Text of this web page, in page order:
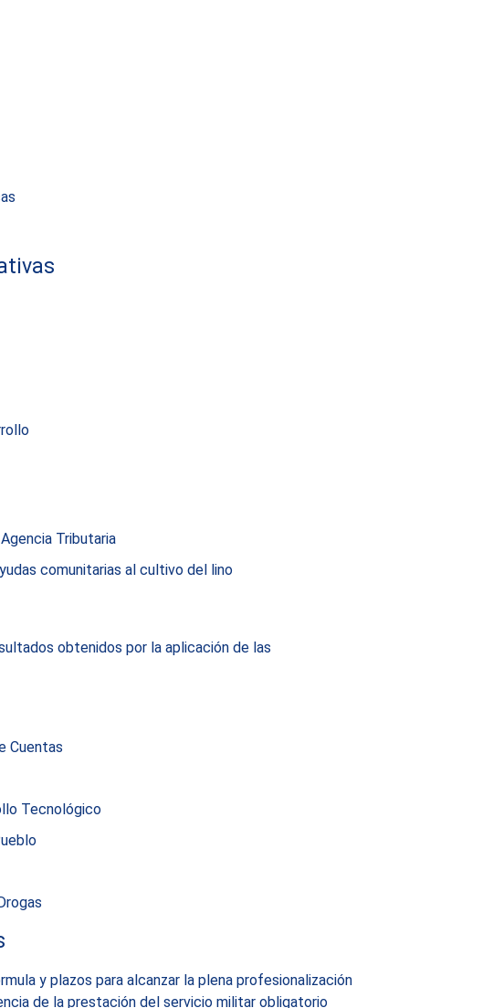
Tributaria
comunitarias al cultivo del lino
obtenidos por la aplicación de las
Cuentas
Tecnológico
y plazos para alcanzar la plena profesionalización
de la prestación del servicio militar obligatorio